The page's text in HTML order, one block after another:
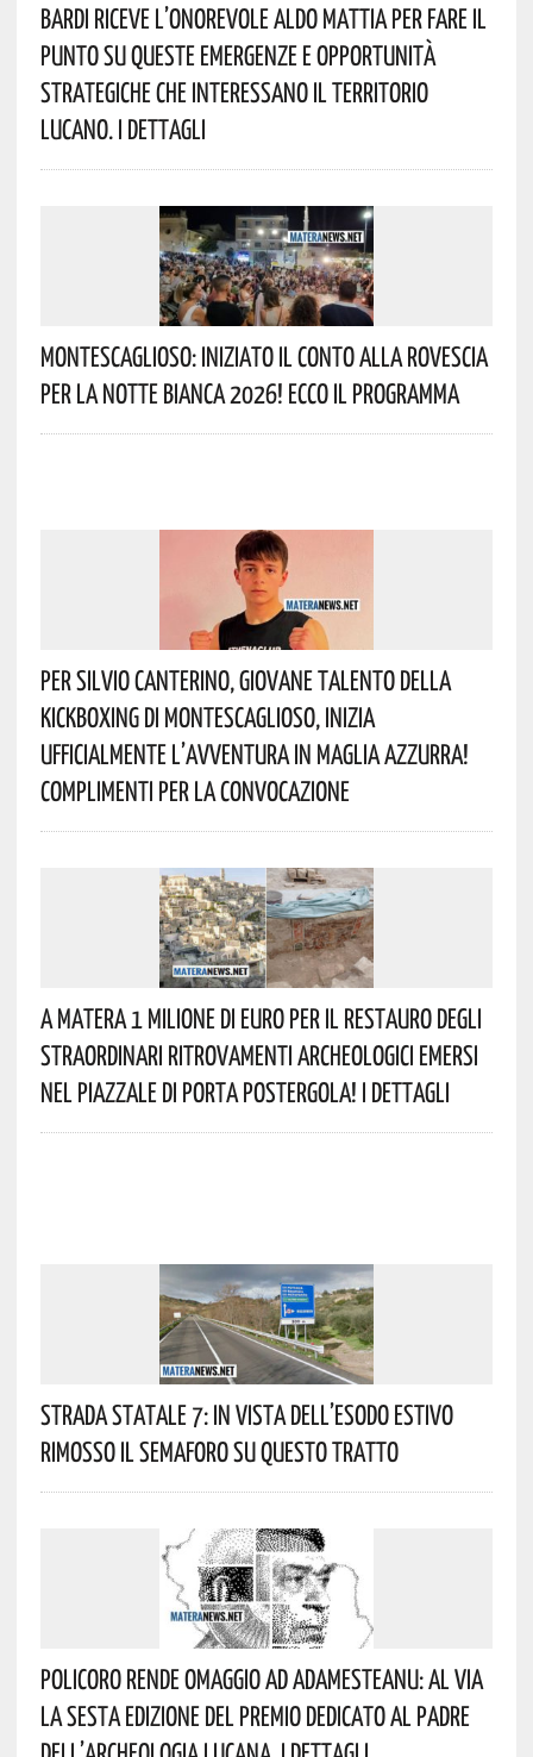
Bardi Riceve L’onorevole Aldo Mattia Per Fare Il
Punto Su Queste Emergenze E Opportunità
Strategiche Che Interessano Il Territorio
Lucano. I Dettagli
Montescaglioso: Iniziato Il Conto Alla Rovescia
Per La Notte Bianca 2026! Ecco Il Programma
Per Silvio Canterino, Giovane Talento Della
Kickboxing Di Montescaglioso, Inizia
Ufficialmente L’avventura In Maglia Azzurra!
Complimenti Per La Convocazione
A Matera 1 Milione Di Euro Per Il Restauro Degli
Straordinari Ritrovamenti Archeologici Emersi
Nel Piazzale Di Porta Postergola! I Dettagli
Strada Statale 7: In Vista Dell’esodo Estivo
Rimosso Il Semaforo Su Questo Tratto
Policoro Rende Omaggio Ad Adamesteanu: Al Via
La Sesta Edizione Del Premio Dedicato Al Padre